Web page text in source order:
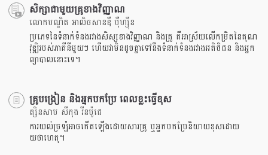
សិក្សាជាមួយគ្រូខាងវិញ្ញាណ
លោកបណ្ឌិត អាលិចសានឌឺ បុឺហ្សុីន
ប្រភេទនៃទំនាក់ទំនងរវាងសិស្សខាងវិញ្ញាណ និងគ្រូ គឺអាស្រ័យលើកម្រិតនៃគុណ
វុឌ្ឍិរបស់ភាគីនីមួយៗ ហើយវាមិនដូចគ្នាទៅនឹងទំនាក់ទំនងរវាងអតិថិជន និងអ្នក
ព្យាបាលនោះទេ។
គ្រូបង្រៀន និងអ្នកបកប្រែ ពេលខ្លះធ្វើខុស
ត្សិនសាប សឺកុង រីនប៉ូជេ
ការយល់ច្រឡំអាចកើតឡើងដោយសារគ្រូ ឬអ្នកបកប្រែនិយាយខុសដោយ
យថាហេតុ។